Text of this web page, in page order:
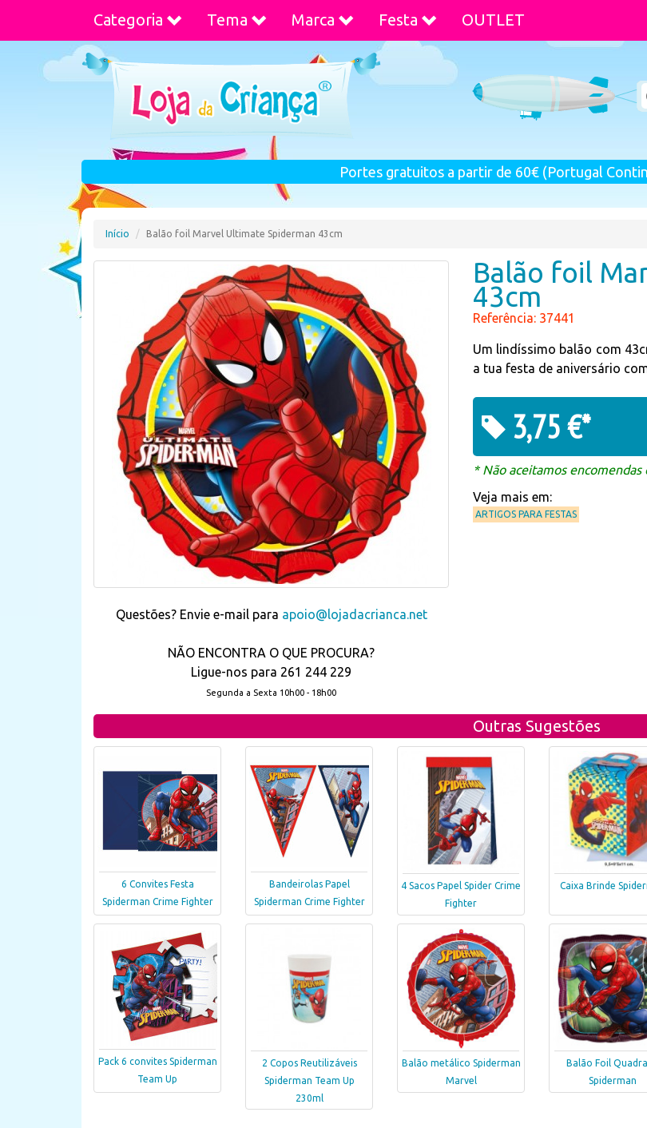
Categoria Tema Marca Festa OUTLET
Portes gratuitos a partir de 60€ (Portugal
Início Balão foil Marvel Ultimate Spiderman 43cm
Questões? Envie e-mail para apoio@lojadacrianca.net
NÃO ENCONTRA O QUE PROCURA?
Ligue-nos para 261 244 229
Segunda a Sexta 10h00 - 18h00
Balão foil
43cm
Referência: 37441
Um lindíssimo balão com
a tua festa de aniversário
3,75 €*
* Não aceitamos
Veja mais em:
ARTIGOS PARA FESTAS
Outras Sugestões
6 Convites Festa
Spiderman Crime Fighter
Bandeirolas Papel
Spiderman Crime Fighter
4 Sacos Papel Spider Crime
Fighter
Caixa Brinde
Pack 6 convites Spiderman
Team Up
2 Copos Reutilizáveis
Spiderman Team Up
230ml
Balão metálico Spiderman
Marvel
Balão Foil
Spiderman